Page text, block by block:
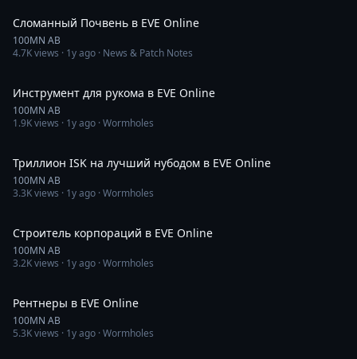
Сломанный Почвень в EVE Online
100MN AB
4.7Kviews · 1y ago · News & Patch Notes
Инструмент для рукома в EVE Online
100MN AB
1.9Kviews · 1y ago · Wormholes
Триллион ISK на лучший нубодом в EVE Online
100MN AB
3.3Kviews · 1y ago · Wormholes
Строитель корпораций в EVE Online
100MN AB
3.2Kviews · 1y ago · Wormholes
Рентнеры в EVE Online
100MN AB
5.3Kviews · 1y ago · Wormholes